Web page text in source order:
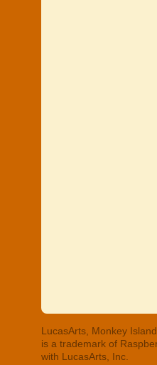
LucasArts, Monkey
is a trademark of
with LucasArts, Inc.